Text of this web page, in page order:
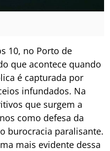
10, no Porto de
que acontece quando
é capturada por
infundados. Na
que surgem a
como defesa da
burocracia paralisante.
mais evidente dessa